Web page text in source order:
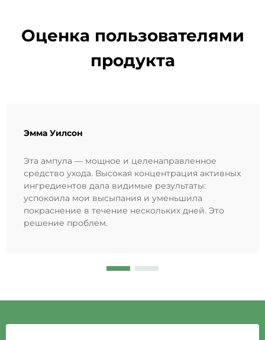
Оценка пользователями
продукта
Эмма Уилсон
Эта ампула — мощное и целенаправленное
средство ухода. Высокая концентрация активных
ингредиентов дала видимые результаты:
успокоила мои высыпания и уменьшила
покраснение в течение нескольких дней. Это
решение проблем.